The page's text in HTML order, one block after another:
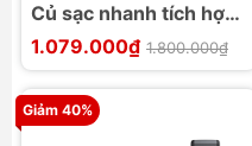
Củ sạc nhanh tích hợp
cáp dây rút Baseus
EnerCore CJ21 3C
67W
1.079.000₫ 1.800.000₫
Giảm 40%